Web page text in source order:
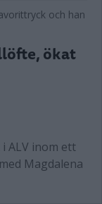
ökat
ALV inom ett
Magdalena